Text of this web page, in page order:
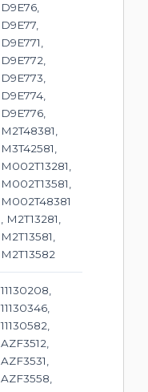
D9E76,
D9E77,
D9E771,
D9E772,
D9E773,
D9E774,
D9E776,
M2T48381,
M3T42581,
M002T13281,
M002T13581,
M002T48381
, M2T13281,
M2T13581,
M2T13582
11130208,
11130346,
11130582,
AZF3512,
AZF3531,
AZF3558,